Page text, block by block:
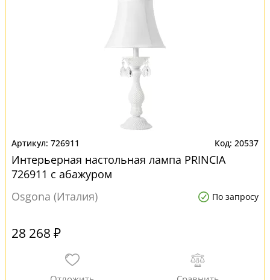
726911 20537
Интерьерная настольная лампа PRINCIA
726911 с абажуром
Osgona (Италия)
По запросу
28 268 ₽